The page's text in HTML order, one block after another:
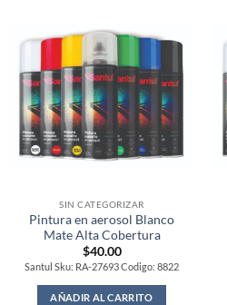
SIN CATEGORIZAR
Pintura en aerosol Blanco
Mate Alta Cobertura
$40.00
Santul Sku: RA-27693 Codigo: 8822
AÑADIR AL CARRITO